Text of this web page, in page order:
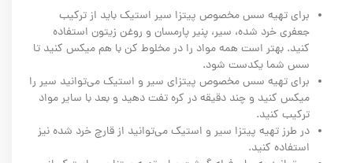
برای تهیه سس مخصوص پیتزا سیر استیک باید از ترکیب
جعفری خرد شده، سیر، پنیر پارمسان و روغن زیتون استفاده
کنید. بهتر است همه مواد را در مخلوط کن با هم میکس کنید تا
سس شما یکدست شود.
برای تهیه سس مخصوص پیتزای سیر و استیک می‌توانید سیر را
میکس کنید و چند دقیقه در کره تفت دهید و بعد با سایر مواد
ترکیب کنید.
در طرز تهیه پیتزا سیر و استیک می‌توانید از قارچ خرد شده نیز
استفاده کنید.